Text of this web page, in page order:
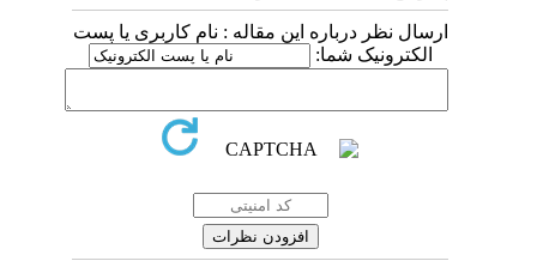
ارسال نظر درباره این مقاله : نام کاربری یا پست
الکترونیک شما: